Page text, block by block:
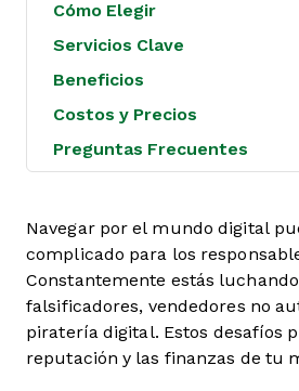
Cómo Elegir
Servicios Clave
Beneficios
Costos y Precios
Preguntas Frecuentes
Navegar por el mundo digital
complicado para los
Constantemente estás
falsificadores, vendedores no
piratería digital. Estos desafíos
reputación y las finanzas de tu